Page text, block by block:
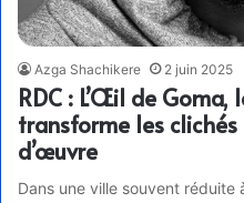
Azga Shachikere 2 juin 2025
RDC : L’Œil de
transforme les
d’œuvre
Dans une ville souvent réduite